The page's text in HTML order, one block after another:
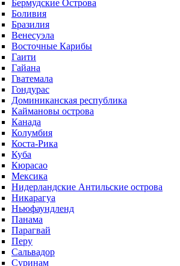
Бермудские Острова
Боливия
Бразилия
Венесуэла
Восточные Карибы
Гаити
Гайана
Гватемала
Гондурас
Доминиканская республика
Каймановы острова
Канада
Колумбия
Коста-Рика
Куба
Кюрасао
Мексика
Нидерландские Антильские острова
Никарагуа
Ньюфаундленд
Панама
Парагвай
Перу
Сальвадор
Суринам